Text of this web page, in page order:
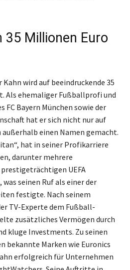
35 Millionen Euro
Kahn wird auf beeindruckende 35
Als ehemaliger Fußballprofi und
Bayern München sowie der
hat er sich nicht nur auf
einen Namen gemacht.
hat in seiner Profikarriere
darunter mehrere
UEFA
seinen Ruf als einer der
festigte. Nach seinem
TV-Experte dem Fußball-
zusätzliches Vermögen durch
kluge Investments. Zu seinen
bekannte Marken wie Euronics
erfolgreich für Unternehmen